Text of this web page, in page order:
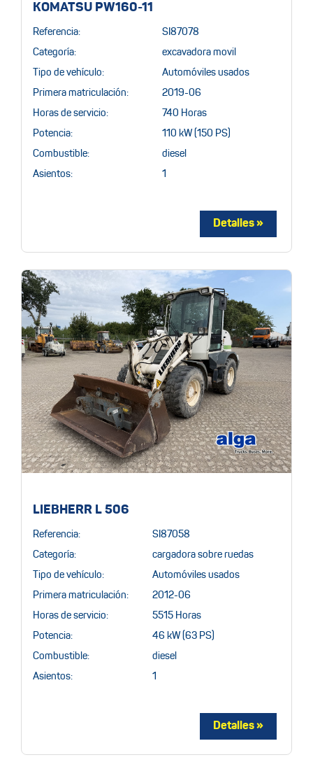
KOMATSU PW160-11
Referencia: SI87078
Categoría: excavadora movil
Tipo de vehículo: Automóviles usados
Primera matriculación: 2019-06
Horas de servicio: 740 Horas
Potencia: 110 kW (150 PS)
Combustible: diesel
Asientos: 1
LIEBHERR L 506
Referencia: SI87058
Categoría: cargadora sobre ruedas
Tipo de vehículo: Automóviles usados
Primera matriculación: 2012-06
Horas de servicio: 5515 Horas
Potencia: 46 kW (63 PS)
Combustible: diesel
Asientos: 1